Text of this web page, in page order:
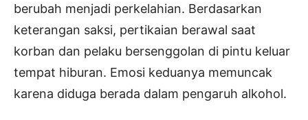
berubah menjadi perkelahian. Berdasarkan
keterangan saksi, pertikaian berawal saat
korban dan pelaku bersenggolan di pintu keluar
tempat hiburan. Emosi keduanya memuncak
karena diduga berada dalam pengaruh alkohol.